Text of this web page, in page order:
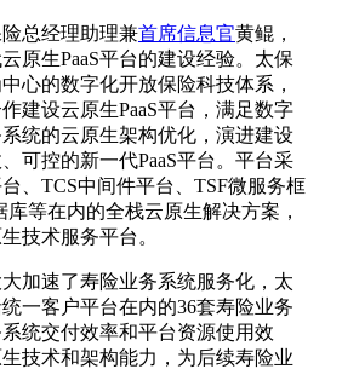
总经理助理兼首席信息官黄鲲，
原生PaaS平台的建设经验。太保
心的数字化开放保险科技体系，
建设云原生PaaS平台，满足数字
统的云原生架构优化，演进建设
可控的新一代PaaS平台。平台采
、TCS中间件平台、TSF微服务框
等在内的全栈云原生解决方案，
技术服务平台。
大加速了寿险业务系统服务化，太
一客户平台在内的36套寿险业务
统交付效率和平台资源使用效
技术和架构能力，为后续寿险业